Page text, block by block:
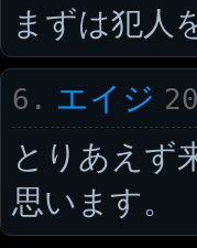
まずは犯人
6. エイジ
とりあえず
思います。